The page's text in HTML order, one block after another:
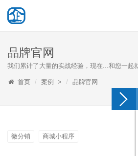
品牌官网
我们累计了大量的实战经验，现在...和您一起
首页 案例 > 品牌官网
微分销 商城小程序